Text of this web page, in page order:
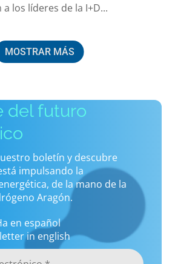
los líderes de la I+D...
MOSTRAR MÁS
del futuro
boletín y descubre
impulsando la
de la mano de la
Aragón.
en español
in english